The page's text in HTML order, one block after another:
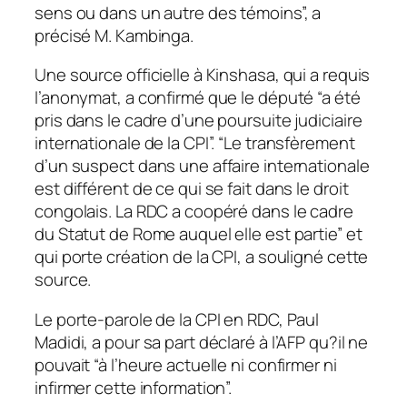
sens ou dans un autre des témoins”, a
précisé M. Kambinga.
Une source officielle à Kinshasa, qui a requis
l’anonymat, a confirmé que le député “a été
pris dans le cadre d’une poursuite judiciaire
internationale de la CPI”. “Le transfèrement
d’un suspect dans une affaire internationale
est différent de ce qui se fait dans le droit
congolais. La RDC a coopéré dans le cadre
du Statut de Rome auquel elle est partie” et
qui porte création de la CPI, a souligné cette
source.
Le porte-parole de la CPI en RDC, Paul
Madidi, a pour sa part déclaré à l’AFP qu?il ne
pouvait “à l’heure actuelle ni confirmer ni
infirmer cette information”.